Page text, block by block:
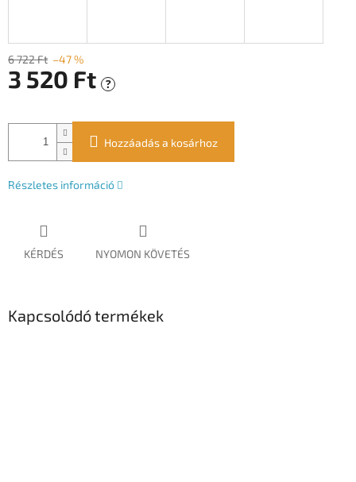
6 722 Ft –47 %
3 520 Ft ?
Hozzáadás a kosárhoz
Részletes információ
KÉRDÉS NYOMON KÖVETÉS
Kapcsolódó termékek